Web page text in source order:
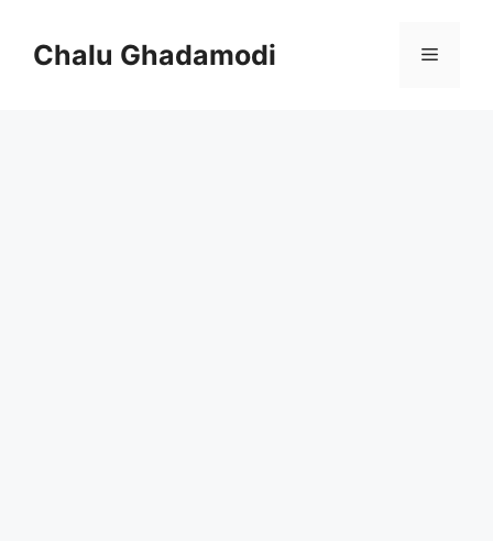
contentChalu Ghadamodi Menu